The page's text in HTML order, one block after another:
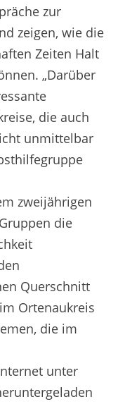
zur
zeigen, wie die
Zeiten Halt
„Darüber
die auch
unmittelbar
zweijährigen
die
Querschnitt
Ortenaukreis
die im
unter